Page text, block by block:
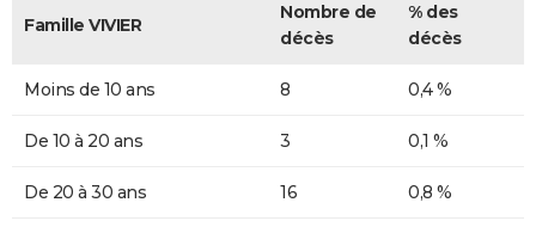
Famille VIVIER
Nombre de
décès
% des
décès
Moins de 10 ans 8 0,4 %
De 10 à 20 ans 3 0,1 %
De 20 à 30 ans 16 0,8 %